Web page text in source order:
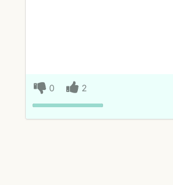
0
2